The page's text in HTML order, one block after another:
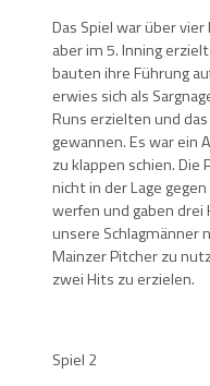
Das Spiel war über
aber im 5. Inning
bauten ihre Führung
erwies sich als
Runs erzielten und
gewannen. Es war ein
zu klappen schien.
nicht in der Lage
werfen und gaben drei
unsere Schlagmänner
Mainzer Pitcher zu
zwei Hits zu erzielen.
Spiel 2